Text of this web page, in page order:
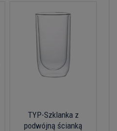
TYP-Szklanka z
podwójną ścianką